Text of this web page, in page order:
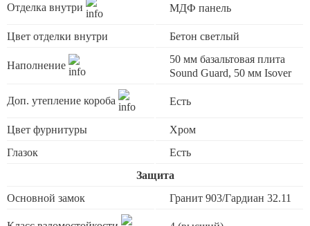
Отделка внутри МДФ панель
Цвет отделки внутри Бетон светлый
Наполнение
50 мм базальтовая плита
Sound Guard, 50 мм Isover
Доп. утепление короба Есть
Цвет фурнитуры
Хром
Глазок
Есть
Защита
Основной замок
Гранит 903/Гардиан 32.11